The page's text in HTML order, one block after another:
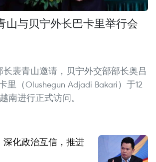
山与贝宁外长巴卡里举行会
长裴青山邀请，贝宁外交部部长奥吕
里（Olushegun Adjadi Bakari）于12
南进行正式访问。
深化政治互信，推进